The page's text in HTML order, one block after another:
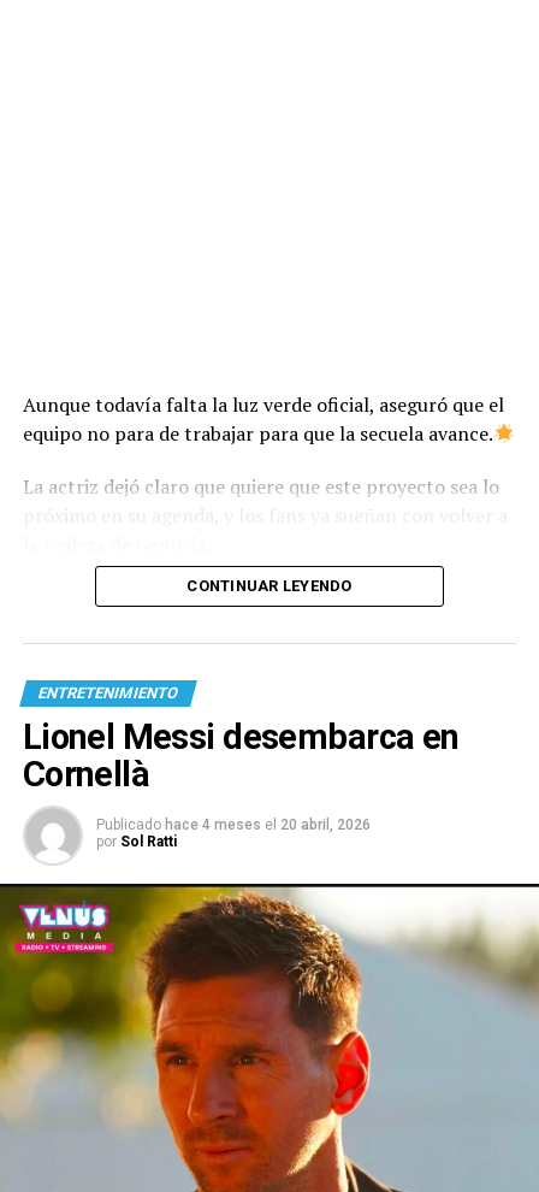
Aunque todavía falta la luz verde oficial, aseguró que el
equipo no para de trabajar para que la secuela avance.
La actriz dejó claro que quiere que este proyecto sea lo
CONTINUAR LEYENDO
ENTRETENIMIENTO
Lionel Messi desembarca en
Cornellà
Publicado hace 4 meses el 20 abril, 2026
por Sol Ratti